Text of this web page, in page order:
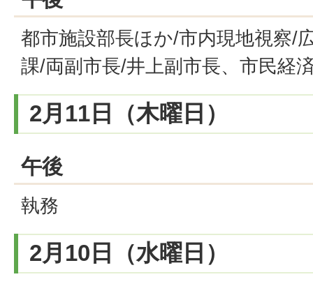
都市施設部長ほか/市内現地視察/
課/両副市長/井上副市長、市民経
2月11日（木曜日）
午後
執務
2月10日（水曜日）